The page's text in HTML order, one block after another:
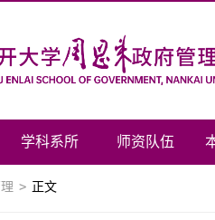
学科系所 师资队伍
> 正文